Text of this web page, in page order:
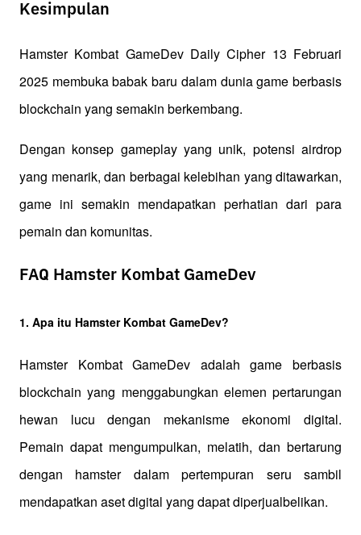
Kesimpulan
Hamster Kombat GameDev Daily Cipher 13 Februari
2025 membuka babak baru dalam dunia game berbasis
blockchain yang semakin berkembang.
Dengan konsep gameplay yang unik, potensi airdrop
yang menarik, dan berbagai kelebihan yang ditawarkan,
game ini semakin mendapatkan perhatian dari para
pemain dan komunitas.
FAQ Hamster Kombat GameDev
1. Apa itu Hamster Kombat GameDev?
Hamster Kombat GameDev adalah game berbasis
blockchain yang menggabungkan elemen pertarungan
hewan lucu dengan mekanisme ekonomi digital.
Pemain dapat mengumpulkan, melatih, dan bertarung
dengan hamster dalam pertempuran seru sambil
mendapatkan aset digital yang dapat diperjualbelikan.